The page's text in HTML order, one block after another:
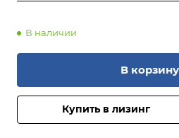
В наличии
В корзину
Купить в лизинг